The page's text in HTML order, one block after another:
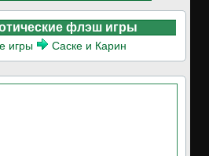
флэш игры
игры Саске и Карин